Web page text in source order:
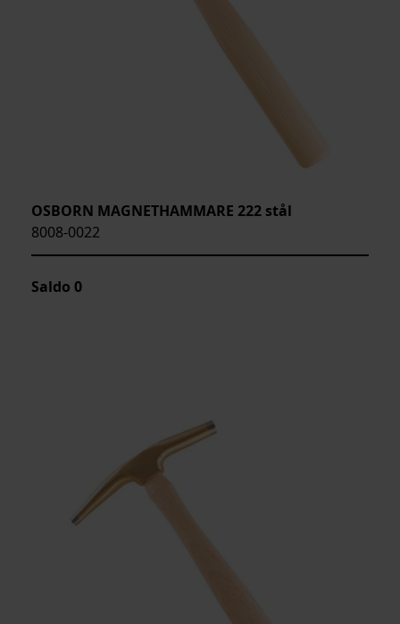
OSBORN MAGNETHAMMARE 222 stål
8008-0022
Saldo 0